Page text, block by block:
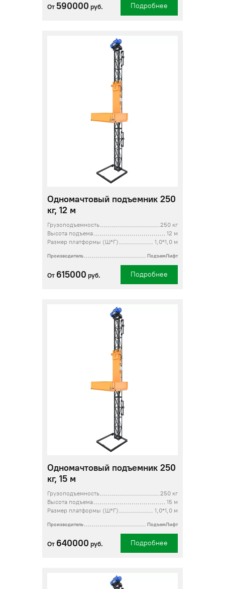
От 590000 руб. Подробнее
Одномачтовый подъемник 250
кг, 12 м
Грузоподъемность
250 кг
Высота подъема
12 м
Размер платформы (Ш*Г)
1,0*1,0 м
Производитель ПодъемЛифт
От 615000 руб. Подробнее
Одномачтовый подъемник 250
кг, 15 м
Грузоподъемность
250 кг
Высота подъема
15 м
Размер платформы (Ш*Г)
1,0*1,0 м
Производитель ПодъемЛифт
От 640000 руб. Подробнее